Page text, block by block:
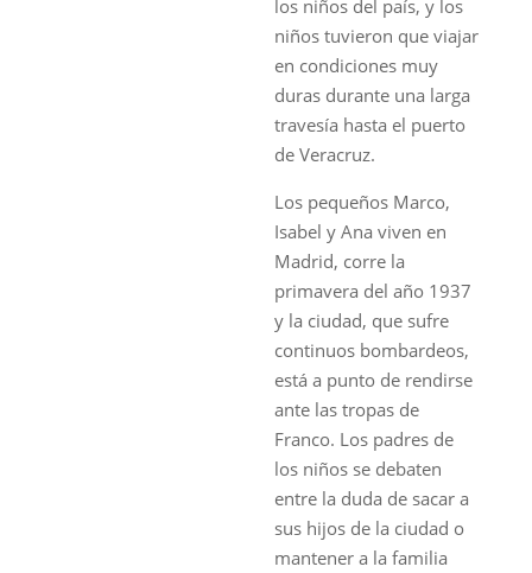
los niños del país, y los
niños tuvieron que viajar
en condiciones muy
duras durante una larga
travesía hasta el puerto
de Veracruz.
Los pequeños Marco,
Isabel y Ana viven en
Madrid, corre la
primavera del año 1937
y la ciudad, que sufre
continuos bombardeos,
está a punto de rendirse
ante las tropas de
Franco. Los padres de
los niños se debaten
entre la duda de sacar a
sus hijos de la ciudad o
mantener a la familia